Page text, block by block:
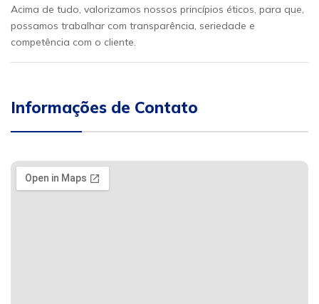
Acima de tudo, valorizamos nossos princípios éticos, para que,
possamos trabalhar com transparência, seriedade e
competência com o cliente.
Informações de Contato